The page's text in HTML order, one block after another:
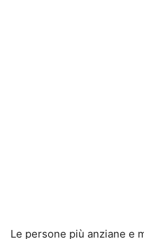
Le persone più anziane e